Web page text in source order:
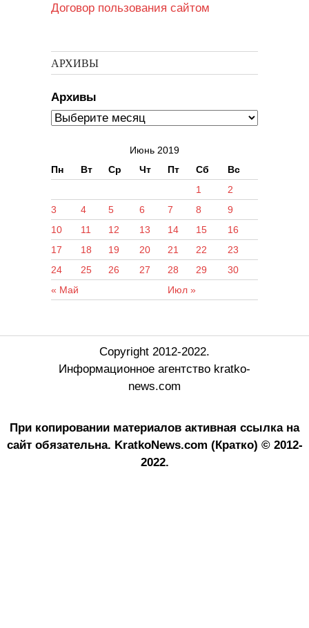
Договор пользования сайтом
АРХИВЫ
Архивы
Июнь 2019
Пн
Вт Ср Чт Пт Сб Вс
« Май Июл »
1
2
3
4 5 6 7 8
9
10
11 12 13 14 15
16
17
18 19 20 21 22
23
24
25 26 27 28 29 30
Copyright 2012-2022.
Информационное агентство kratko-
news.com
При копировании материалов активная ссылка на
сайт обязательна. KratkoNews.com (Кратко) © 2012-
2022.